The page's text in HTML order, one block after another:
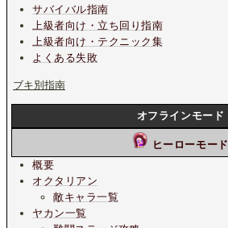
サバイバル指南
上級者向け・立ち回り指南
上級者向け・テクニック集
よくある失敗
ブキ別指南
オフラインモード
ヒーローモード
概要
オクタリアン
敵キャラ一覧
ヤカン一覧